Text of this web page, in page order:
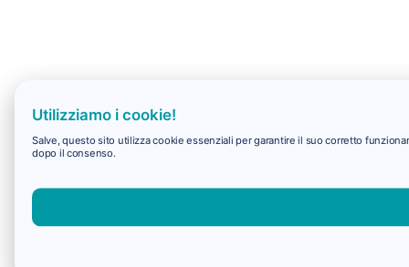
Utilizziamo i cookie!
Salve, questo sito utilizza cookie essenziali per garantire il suo corretto
dopo il consenso.